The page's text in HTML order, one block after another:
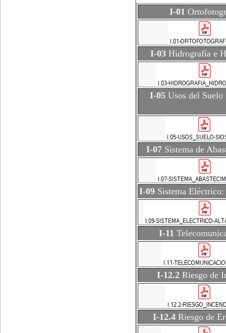
I-01
I-03 Hidrografía e
I-05 Usos del
I-07 Sistema de
I-09 Sistema
I-11
I-12.2 Riesgo de
I-12.4 Riesgo de